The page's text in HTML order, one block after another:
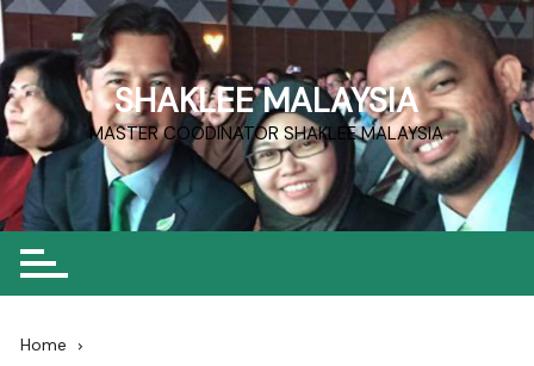
Skip
to
content
SHAKLEE MALAYSIA
MASTER COODINATOR SHAKLEE MALAYSIA
Home